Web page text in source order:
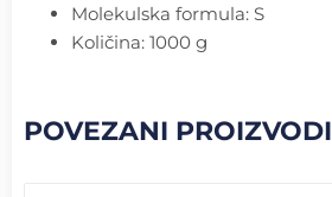
Molekulska formula: S
Količina: 1000 g
POVEZANI PROIZVODI